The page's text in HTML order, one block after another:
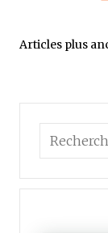
Articles plus